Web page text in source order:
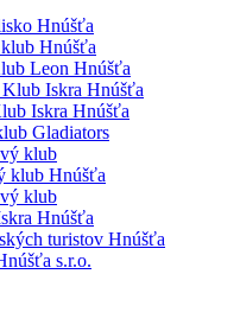
Hnúšťa
Hnúšťa
Leon Hnúšťa
Iskra Hnúšťa
Iskra Hnúšťa
Gladiators
klub
klub Hnúšťa
klub
Hnúšťa
turistov Hnúšťa
s.r.o.